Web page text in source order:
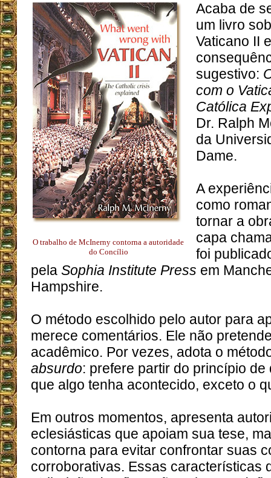
O trabalho de McInerny contorna a autoridade
do Concílio
Acaba de
um livro
Vaticano II
sugestivo:
com o
Católica
Dr. Ralph
da
Dame.
A
como
tornar a
capa
foi
pela Sophia Institute Press em
Hampshire.
O método escolhido pelo autor para
merece comentários. Ele não
acadêmico. Por vezes, adota o
absurdo: prefere partir do princípio
que algo tenha acontecido, exceto o
Em outros momentos, apresenta
eclesiásticas que apoiam sua tese,
contorna para evitar confrontar suas
corroborativas. Essas características